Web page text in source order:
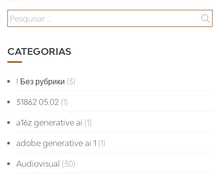
CATEGORIAS
! Без рубрики (3)
31862 05.02 (1)
a16z generative ai (1)
adobe generative ai 1 (1)
Audiovisual (30)